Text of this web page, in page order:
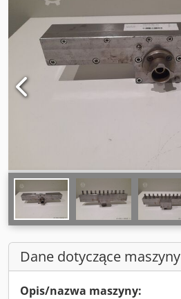
Dane dotyczące maszyny
Opis/nazwa maszyny: